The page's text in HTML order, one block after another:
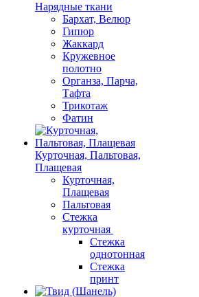
Нарядные ткани
Бархат, Велюр
Гипюр
Жаккард
Кружевное
полотно
Органза, Парча,
Тафта
Трикотаж
Фатин
Курточная, Пальтовая,
Плащевая
Курточная,
Плащевая
Пальтовая
Стежка
курточная
Стежка
однотонная
Стежка
принт